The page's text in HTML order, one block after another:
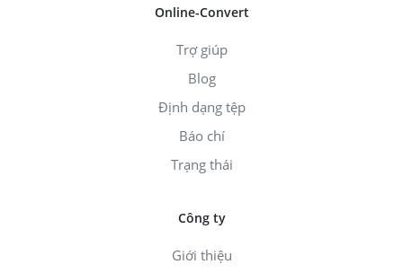
Online-Convert
Trợ giúp
Blog
Định dạng tệp
Báo chí
Trạng thái
Công ty
Giới thiệu